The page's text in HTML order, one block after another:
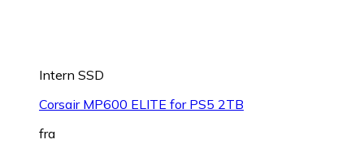
Intern SSD
Corsair MP600 ELITE for PS5 2TB
fra